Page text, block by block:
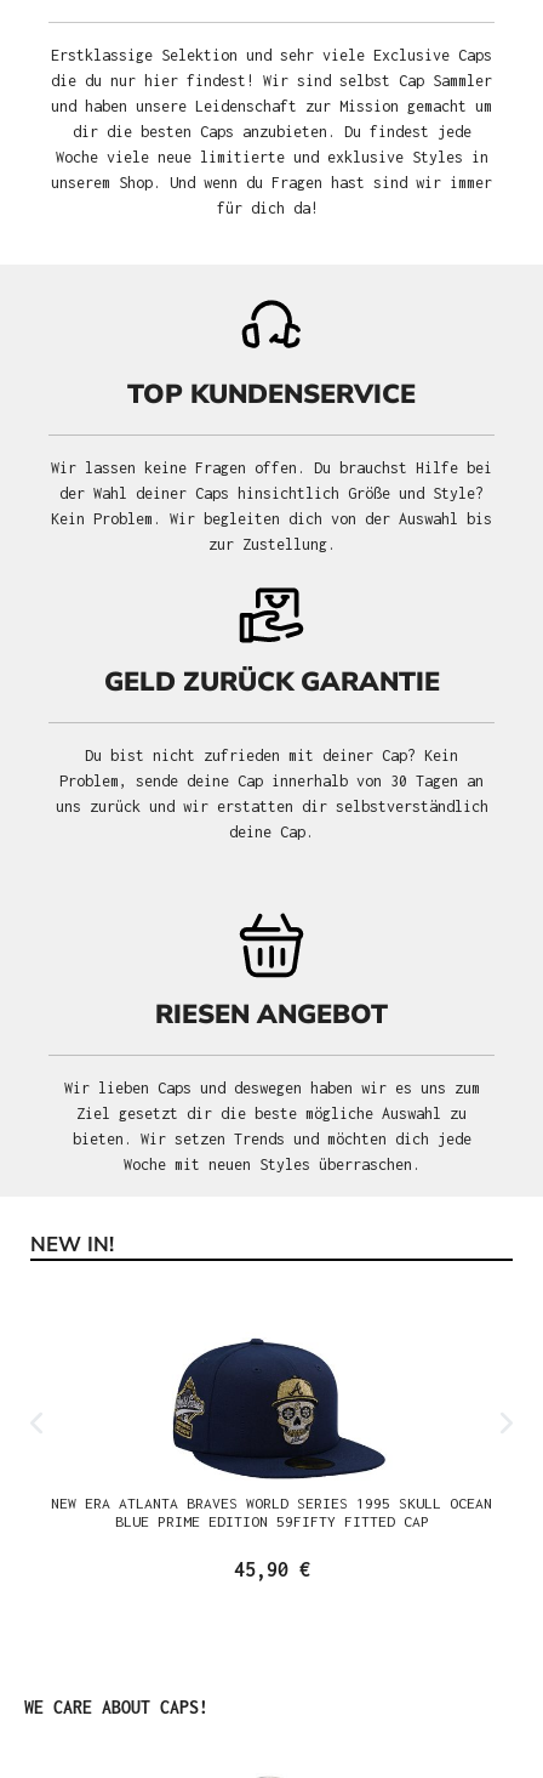
Erstklassige Selektion und sehr viele Exclusive Caps
die du nur hier findest! Wir sind selbst Cap Sammler
und haben unsere Leidenschaft zur Mission gemacht um
dir die besten Caps anzubieten. Du findest jede
Woche viele neue limitierte und exklusive Styles in
unserem Shop. Und wenn du Fragen hast sind wir immer
für dich da!
TOP KUNDENSERVICE
Wir lassen keine Fragen offen. Du brauchst Hilfe bei
der Wahl deiner Caps hinsichtlich Größe und Style?
Kein Problem. Wir begleiten dich von der Auswahl bis
zur Zustellung.
GELD ZURÜCK GARANTIE
Du bist nicht zufrieden mit deiner Cap? Kein
Problem, sende deine Cap innerhalb von 30 Tagen an
uns zurück und wir erstatten dir selbstverständlich
deine Cap.
RIESEN ANGEBOT
Wir lieben Caps und deswegen haben wir es uns zum
Ziel gesetzt dir die beste mögliche Auswahl zu
bieten. Wir setzen Trends und möchten dich jede
Woche mit neuen Styles überraschen.
Produktgalerie überspringen
NEW IN!
NEW ERA ATLANTA BRAVES WORLD SERIES 1995 SKULL OCEAN
BLUE PRIME EDITION 59FIFTY FITTED CAP
45,90 €
Produktgalerie überspringen
WE CARE ABOUT CAPS!